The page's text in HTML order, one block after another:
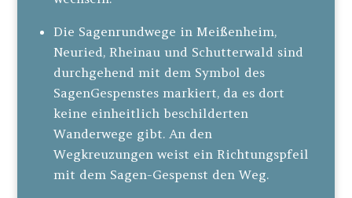
Die Sagenrundwege in Meißenheim,
Neuried, Rheinau und Schutterwald sind
durchgehend mit dem Symbol des
SagenGespenstes markiert, da es dort
keine einheitlich beschilderten
Wanderwege gibt. An den
Wegkreuzungen weist ein Richtungspfeil
mit dem Sagen-Gespenst den Weg.